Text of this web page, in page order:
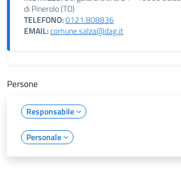
di Pinerolo (TO)
TELEFONO:0121.808836
EMAIL:comune.salza@dag.it
Persone
Responsabile
Personale